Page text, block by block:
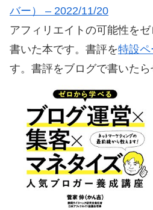
バー） – 2022/11/20
アフィリエイトの可能性を
書いた本です。書評を特設ペ
す。書評をブログで書いたら